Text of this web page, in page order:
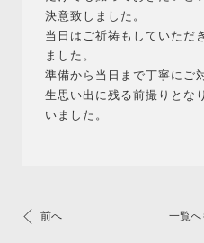
決意致しました。
当日はご祈祷もしていただ
ました。
準備から当日まで丁寧にご
生思い出に残る前撮りとな
いました。
前へ 一覧へ